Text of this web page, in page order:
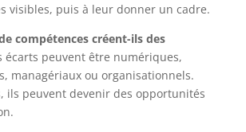
visibles, puis à leur donner un cadre.
compétences créent-ils des
écarts peuvent être numériques,
managériaux ou organisationnels.
ils peuvent devenir des opportunités